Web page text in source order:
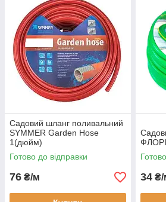
Садовий шланг поливальний
SYMMER Garden Hose
1(дюйм)
Готово до відправки
76 ₴/м 34 ₴/